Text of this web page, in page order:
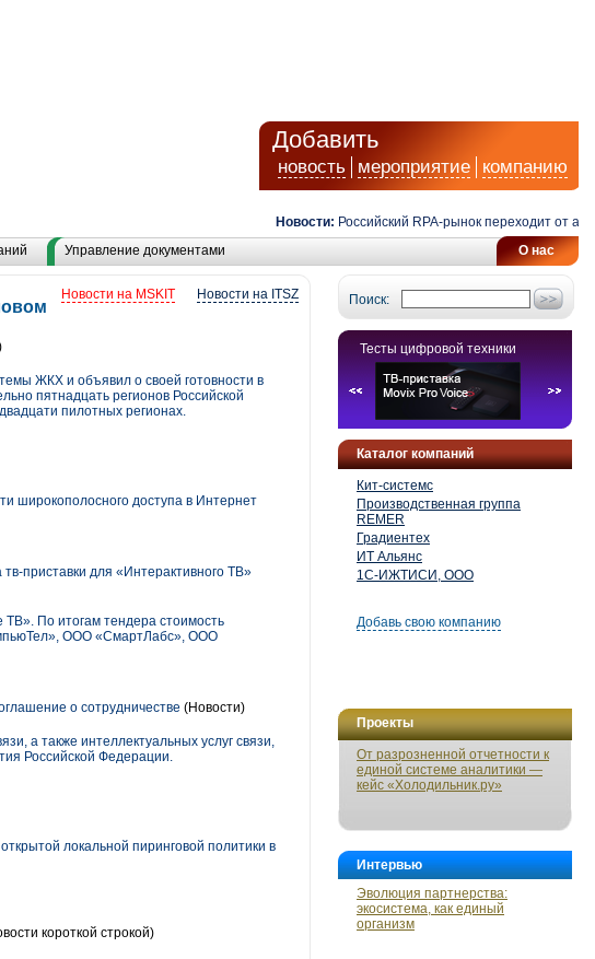
Добавить
новость мероприятие компанию
Новости: Российский RPA-рынок переходит от
О нас
Управление документами
Поиск:
Тесты цифровой техники
Каталог компаний
Кит-системс
Производственная группа
REMER
Градиентех
ИТ Альянс
1С-ИЖТИСИ, ООО
Добавь свою компанию
Проекты
От разрозненной отчетности к
единой системе аналитики —
кейс «Холодильник.ру»
Интервью
Эволюция партнерства:
экосистема, как единый
организм
Новости на ITSZ
Новости на MSKIT
ЖКХ и объявил о своей готовности в
пятнадцать регионов Российской
пилотных регионах.
широкополосного доступа в Интернет
приставки для «Интерактивного ТВ»
ТВ». По итогам тендера стоимость
ООО «СмартЛабс», ООО
о сотрудничестве (Новости)
а также интеллектуальных услуг связи,
Российской Федерации.
локальной пиринговой политики в
короткой строкой)